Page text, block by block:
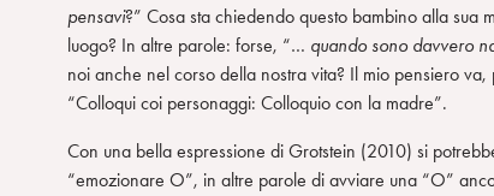
pensavi?” Cosa sta chiedendo questo bambino alla sua
luogo? In altre parole: forse, “… quando sono davvero
noi anche nel corso della nostra vita? Il mio pensiero
“Colloqui coi personaggi: Colloquio con la madre”.
Con una bella espressione di Grotstein (2010) si
“emozionare O”, in altre parole di avviare una “O”